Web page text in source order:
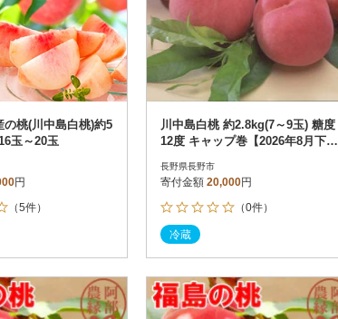
の桃(川中島白桃)約5
玉～20玉
円
（5件）
川中島白桃 約2.8kg(7～9玉) 糖度
12度 キャップ巻【2026年8月下旬
長野県長野市
寄付金額 20,000円
（0件）
冷蔵